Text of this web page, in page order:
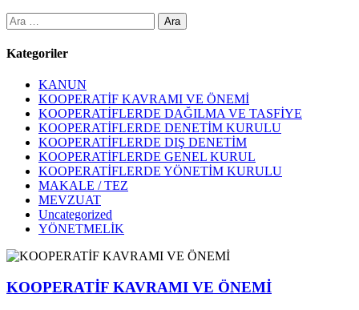
Arama:
Kategoriler
KANUN
KOOPERATİF KAVRAMI VE ÖNEMİ
KOOPERATİFLERDE DAĞILMA VE TASFİYE
KOOPERATİFLERDE DENETİM KURULU
KOOPERATİFLERDE DIŞ DENETİM
KOOPERATİFLERDE GENEL KURUL
KOOPERATİFLERDE YÖNETİM KURULU
MAKALE / TEZ
MEVZUAT
Uncategorized
YÖNETMELİK
KOOPERATİF KAVRAMI VE ÖNEMİ